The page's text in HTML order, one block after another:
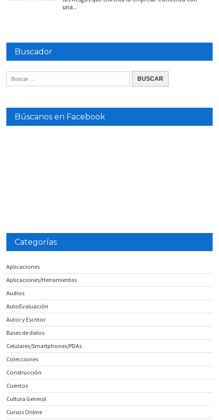
una...
Buscador
Búscanos en Facebook
Categorías
Aplicaciones
Aplicaciones/Herramientas
Audios
AutoEvaluación
Autor y Escritor
Bases de datos
Celulares/Smartphones/PDAs
Colecciones
Construcción
Cuentos
Cultura General
Cursos Online